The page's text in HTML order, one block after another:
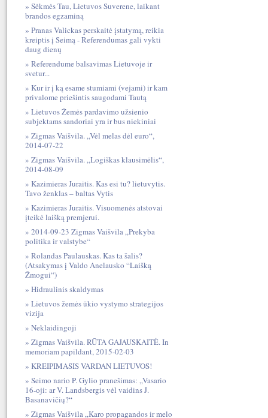
Sėkmės Tau, Lietuvos Suverene, laikant
brandos egzaminą
Pranas Valickas perskaitė įstatymą, reikia
kreiptis į Seimą - Referendumas gali vykti
daug dienų
Referendume balsavimas Lietuvoje ir
svetur...
Kur ir į ką esame stumiami (vejami) ir kam
privalome priešintis saugodami Tautą
Lietuvos Žemės pardavimo užsienio
subjektams sandoriai yra ir bus niekiniai
Zigmas Vaišvila. „Vėl melas dėl euro“,
2014-07-22
Zigmas Vaišvila. „Logiškas klausimėlis“,
2014-08-09
Kazimieras Juraitis. Kas esi tu? lietuvytis.
Tavo ženklas – baltas Vytis
Kazimieras Juraitis. Visuomenės atstovai
įteikė laišką premjerui.
2014-09-23 Zigmas Vaišvila „Prekyba
politika ir valstybe“
Rolandas Paulauskas. Kas ta šalis?
(Atsakymas į Valdo Anelausko “Laišką
Žmogui“)
Hidraulinis skaldymas
Lietuvos žemės ūkio vystymo strategijos
vizija
Neklaidingoji
Zigmas Vaišvila. RŪTA GAJAUSKAITĖ. In
memoriam papildant, 2015-02-03
KREIPIMASIS VARDAN LIETUVOS!
Seimo nario P. Gylio pranešimas: „Vasario
16-oji: ar V. Landsbergis vėl vaidins J.
Basanavičių?“
Zigmas Vaišvila „Karo propagandos ir melo